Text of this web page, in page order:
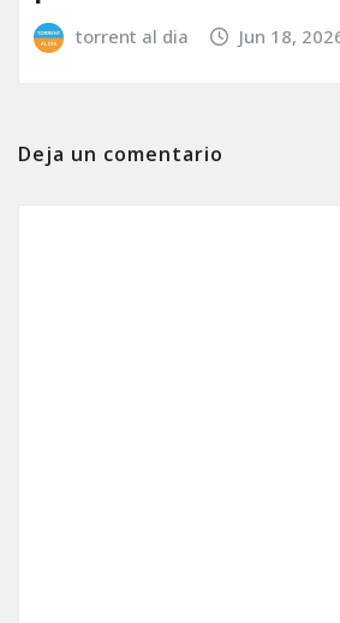
torrent al dia Jun 18,
Deja un comentario